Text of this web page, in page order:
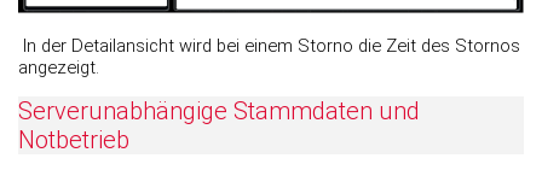
In der Detailansicht wird bei einem Storno die Zeit des Stornos
angezeigt.
Serverunabhängige Stammdaten und
Notbetrieb